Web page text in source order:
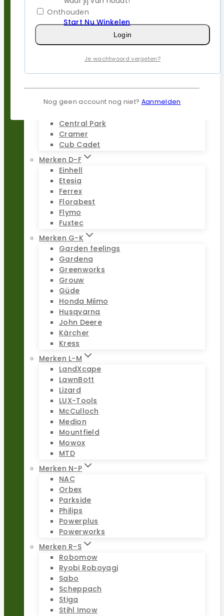
Parkside
Stiga
Stihl
Alpina
Black & Decker
Central Park
Cramer
Cub Cadet
Merken D-F
Einhell
Etesia
Ferrex
Florabest
Flymo
Fuxtec
Merken G-K
Garden feelings
Gardena
Greenworks
Grouw
Güde
Honda Miimo
Husqvarna
John Deere
Kärcher
Kress
Merken L-M
LandXcape
LawnBott
Lizard
LUX-Tools
McCulloch
Medion
Mountfield
Mowox
MTD
Merken N-P
NAC
Orbex
Parkside
Philips
Powerplus
Powerworks
Merken R-S
Robomow
Ryobi Roboyagi
Sabo
Scheppach
Stiga
Stihl Imow
Onthouden
Login
Je wachtwoord vergeten?
Nog geen account nog niet? Aanmelden
Start Nu Winkelen